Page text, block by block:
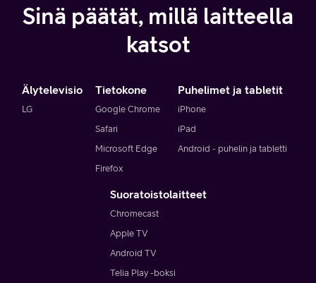
Sinä päätät, millä laitteella
katsot
Älytelevisio
LG
Tietokone
Google Chrome
Safari
Microsoft Edge
Firefox
Puhelimet ja tabletit
iPhone
iPad
Android - puhelin ja tabletti
Suoratoistolaitteet
Chromecast
Apple TV
Android TV
Telia Play -boksi